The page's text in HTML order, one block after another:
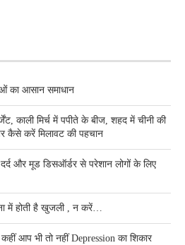
का आसान समाधान
काली मिर्च में पपीते के बीज, शहद में चीनी की
कैसे करें मिलावट की पहचान
और मूड डिसऑर्डर से परेशान लोगों के लिए
में होती है खुजली , न करें…
आप भी तो नहीं Depression का शिकार